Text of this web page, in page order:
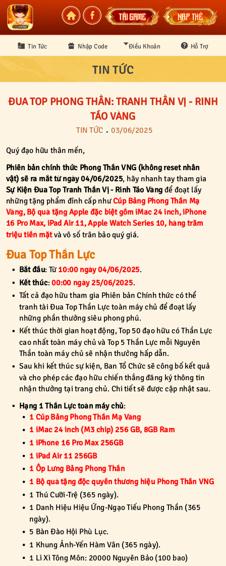
TIN TỨC
ĐUA TOP PHONG THẦN: TRANH THẦN VỊ - RINH
TÁO VÀNG
TIN TỨC 03/06/2025
Quý đạo hữu thân mến,
Phiên bản chính thức Phong Thần VNG (không reset nhân
vật) sẽ ra mắt từ ngày 04/06/2025, hãy nhanh tay tham gia
Sự Kiện Đua Top Tranh Thần Vị - Rinh Táo Vàng để đoạt lấy
những tặng phẩm đỉnh cấp nhưCúp Bảng Phong Thần Mạ
Vàng, Bộ quà tặng Apple đặc biệt gồm iMac 24 inch, iPhone
16 Pro Max, iPad Air 11, Apple Watch Series 10, hàng trăm
triệu tiền mặtvà vô số trân bảo quý giá.
Đua Top Thần Lực
Bắt đầu: Từ 10:00 ngày 04/06/2025.
Kết thúc:00:00 ngày 25/06/2025.
Tất cả đạo hữu tham gia Phiên bản Chính thức có thể
tranh tài Đua Top Thần Lực toàn máy chủ để đoạt lấy
những phần thưởng siêu phong phú.
Kết thúc thời gian hoạt động, Top 50 đạo hữu có Thần Lực
cao nhất toàn máy chủ và Top 5 Thần Lực mỗi Nguyên
Thần toàn máy chủ sẽ nhận thưởng hấp dẫn.
Sau khi kết thúc sự kiện, Ban Tổ Chức sẽ công bố kết quả
và cho phép các đạo hữu chiến thắng đăng ký thông tin
nhận thưởng tại trang chủ. Chi tiết sẽ được cập nhật sau.
Hạng 1 Thần Lực toàn máy chủ:
1 Cúp Bảng Phong Thần Mạ Vàng
1 iMac 24 inch (M3 chip) 256 GB, 8GB Ram
1 iPhone 16 Pro Max 256GB
1 iPad Air 11 256GB
1 Ốp Lưng Bảng Phong Thần
1 Bộ quà tặng độc quyền thương hiệu Phong Thần VNG
1 Thú Cưỡi-Trệ (365 ngày).
1 Danh Hiệu Hiệu Ứng-Ngạo Tiếu Phong Thần (365
ngày).
5 Bàn Đào Hội Phù Lục.
1 Khung Ảnh-Yến Hàm Vân (365 ngày).
1 Lì Xì Tông Môn: 20000 Nguyên Bảo (100 bao)
Tin Tức Nhập Code Điều Khoản
CS Bảo Mật
Hỗ Trợ